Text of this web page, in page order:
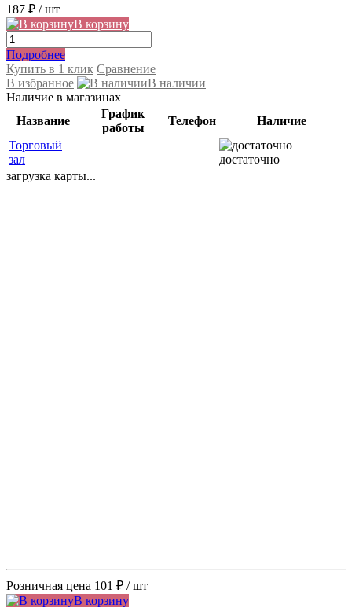
187 ₽ / шт
В корзину
Подробнее
Купить в 1 клик Сравнение
В избранное
В наличии
Наличие в магазинах
Название
График
работы
Телефон
Наличие
Торговый
зал
достаточно
загрузка карты...
Розничная цена 101 ₽ / шт
В корзину